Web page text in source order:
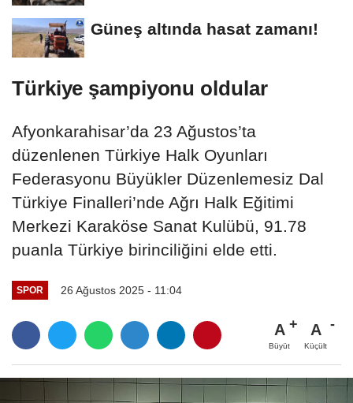
Güneş altında hasat zamanı!
Türkiye şampiyonu oldular
Afyonkarahisar’da 23 Ağustos’ta
düzenlenen Türkiye Halk Oyunları
Federasyonu Büyükler Düzenlemesiz Dal
Türkiye Finalleri’nde Ağrı Halk Eğitimi
Merkezi Karaköse Sanat Kulübü, 91.78
puanla Türkiye birinciliğini elde etti.
SPOR 26 Ağustos 2025 - 11:04
A
Büyüt
A
Küçült